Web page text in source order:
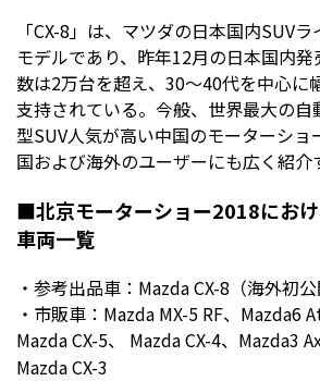
「CX-8」は、マツダの日本国内SUV
モデルであり、昨年12月の日本国内
数は2万台を超え、30〜40代を中心に
支持されている。今般、世界最大の自
型SUV人気が高い中国のモーターショ
国および海外のユーザーにも広く紹介
■北京モーターショー2018にお
車両一覧
・参考出品車：Mazda CX-8（海外初公
・市販車：Mazda MX-5 RF、Mazda6
Mazda CX-5、 Mazda CX-4、Mazda3
Mazda CX-3